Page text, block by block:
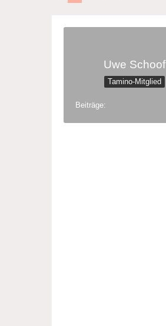
Uwe Schoof
Tamino-Mitglied
Beiträge